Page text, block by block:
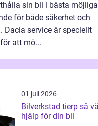
sin bil i bästa
för både säkerhet och
Dacia service är speciellt
att mö...
01 juli 2026
Bilverkstad tierp så väljer du rätt
hjälp för din bil